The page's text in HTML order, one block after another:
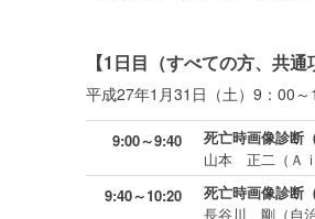
【1日目（すべての方、共
平成27年1月31日（土）9：00
9:00～9:40
死亡時画像診断
山本 正二（Ａ
9:40～10:20
死亡時画像診断
長谷川 剛（自